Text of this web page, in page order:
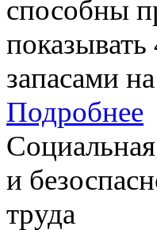
способны
запасами
Подробнее
и
труда